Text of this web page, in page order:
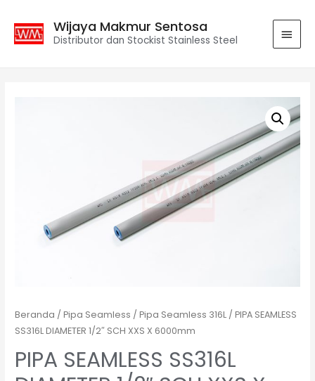
Wijaya Makmur Sentosa
Distributor dan Stockist Stainless Steel
Beranda /Pipa Seamless /Pipa Seamless 316L / PIPA SEAMLESS
SS316L DIAMETER 1/2″ SCH XXS X 6000mm
PIPA SEAMLESS SS316L